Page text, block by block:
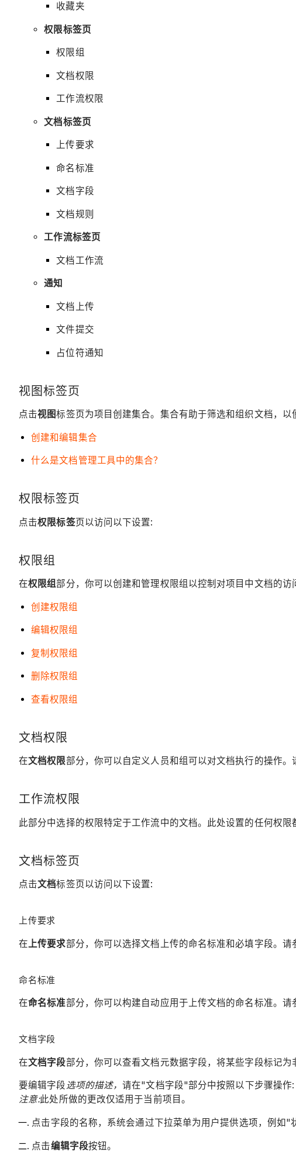
收藏夹
权限标签页
权限组
文档权限
工作流权限
文档标签页
上传要求
命名标准
文档字段
文档规则
工作流标签页
文档工作流
通知
文档上传
文件提交
占位符通知
视图标签页
点击视图标签页为项目创建集合。集合有助于筛选和组织文档，
创建和编辑集合
什么是文档管理工具中的集合？
权限标签页
点击权限标签页以访问以下设置:
权限组
在权限组部分，你可以创建和管理权限组以控制对项目中文档的
创建权限组
编辑权限组
复制权限组
删除权限组
查看权限组
文档权限
在文档权限部分，你可以自定义人员和组可以对文档执行的操作。
工作流权限
此部分中选择的权限特定于工作流中的文档。此处设置的任何权
文档标签页
点击文档标签页以访问以下设置:
上传要求
在上传要求部分，你可以选择文档上传的命名标准和必填字段。请
命名标准
在命名标准部分，你可以构建自动应用于上传文档的命名标准。请
文档字段
在文档字段部分，你可以查看文档元数据字段，将某些字段标记为
要编辑字段选项的描述，请在"文档字段"部分中按照以下步骤操作:
注意:此处所做的更改仅适用于当前项目。
点击字段的名称，系统会通过下拉菜单为用户提供选项，例如"
点击编辑字段按钮。